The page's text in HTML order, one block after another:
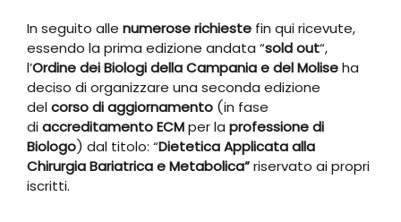
In seguito alle numerose richieste fin qui ricevute,
essendo la prima edizione andata “sold out“,
l’Ordine dei Biologi della Campania e del Moliseha
deciso di organizzare una seconda edizione
delcorso di aggiornamento (in fase
diaccreditamento ECMper la professione di
Biologo) dal titolo: “Dietetica Applicata alla
Chirurgia Bariatrica e Metabolica”riservato ai propri
iscritti.